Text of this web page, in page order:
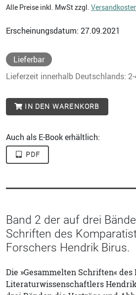
Alle Preise inkl. MwSt zzgl.
Erscheinungsdatum: 27.09.2021
Lieferbar
Lieferzeit innerhalb Deutschlands:
IN DEN WARENKORB
Auch als E-Book erhältlich:
PDF
Band 2 der auf drei
Schriften des
Forschers Hendrik Birus.
Die »Gesammelten Schriften«
Literaturwissenschaftlers